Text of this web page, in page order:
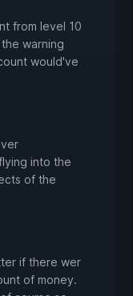
from level 10
warning
would've
into the
of the
if there wer
of money.